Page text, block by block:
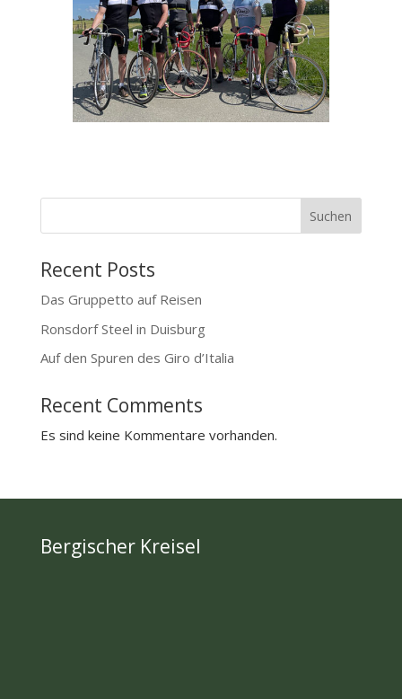
Suchen
Recent Posts
Das Gruppetto auf Reisen
Ronsdorf Steel in Duisburg
Auf den Spuren des Giro d’Italia
Recent Comments
Es sind keine Kommentare vorhanden.
Bergischer Kreisel